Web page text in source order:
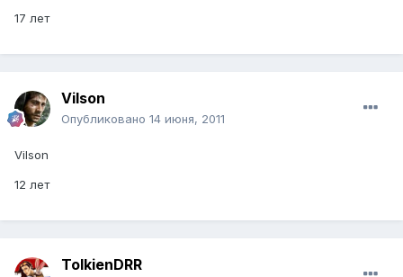
17 лет
Vilson
Опубликовано 14 июня, 2011
Vilson
12 лет
TolkienDRR